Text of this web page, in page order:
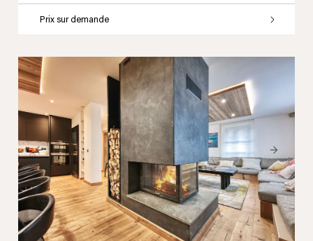
Prix sur demande
Previous Next